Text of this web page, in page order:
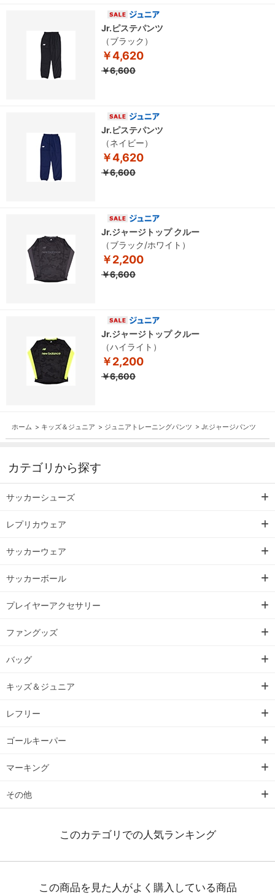
Jr.ピステパンツ
（ブラック）
￥4,620
￥6,600
Jr.ピステパンツ
（ネイビー）
￥4,620
￥6,600
Jr.ジャージトップ クルー
（ブラック/ホワイト）
￥2,200
￥6,600
Jr.ジャージトップ クルー
（ハイライト）
￥2,200
￥6,600
ホーム > キッズ＆ジュニア > ジュニアトレーニングパンツ > Jr.ジャージパンツ
カテゴリから探す
サッカーシューズ
レプリカウェア
サッカーウェア
サッカーボール
プレイヤーアクセサリー
ファングッズ
バッグ
キッズ＆ジュニア
レフリー
ゴールキーパー
マーキング
その他